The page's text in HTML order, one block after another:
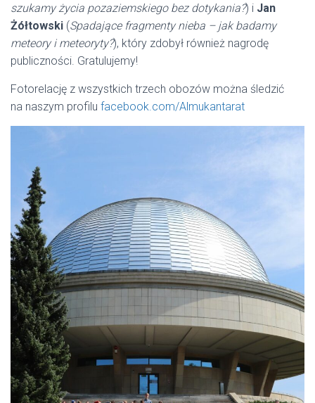
szukamy życia pozaziemskiego bez dotykania?) i Jan
Żółtowski (Spadające fragmenty nieba – jak badamy
meteory i meteoryty?), który zdobył również nagrodę
publiczności. Gratulujemy!
Fotorelację z wszystkich trzech obozów można śledzić
na naszym profilu facebook.com/Almukantarat